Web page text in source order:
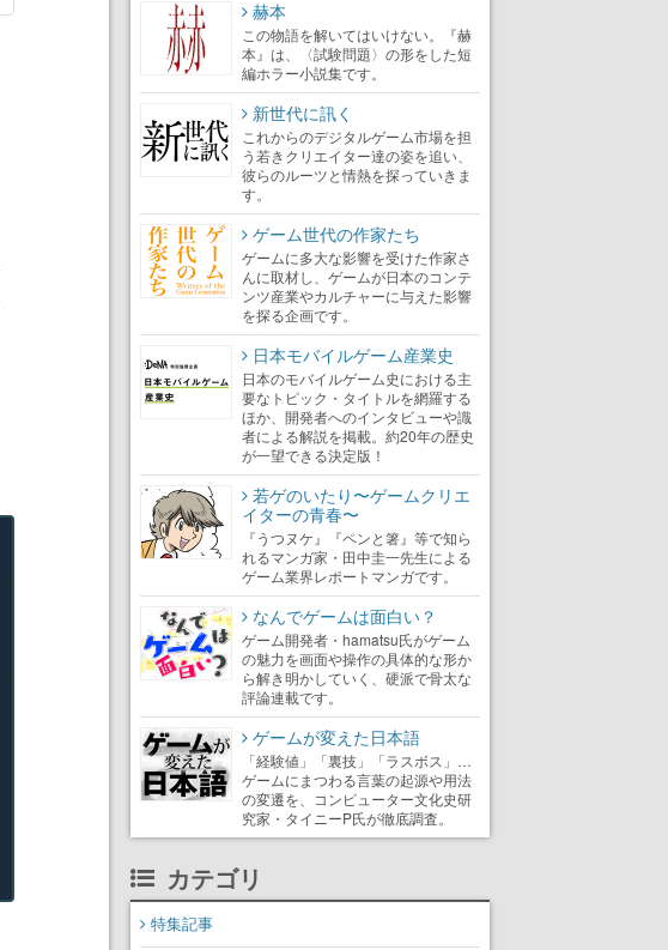
赫本
この物語を解いてはいけない。『赫
本』は、〈試験問題〉の形をした短
編ホラー小説集です。
新世代に訊く
これからのデジタルゲーム市場を担
う若きクリエイター達の姿を追い、
彼らのルーツと情熱を探っていきま
す。
ゲーム世代の作家たち
ゲームに多大な影響を受けた作家さ
んに取材し、ゲームが日本のコンテ
ンツ産業やカルチャーに与えた影響
を探る企画です。
日本モバイルゲーム産業史
日本のモバイルゲーム史における主
要なトピック・タイトルを網羅する
ほか、開発者へのインタビューや識
者による解説を掲載。約20年の歴史
が一望できる決定版！
若ゲのいたり〜ゲームクリエ
イターの青春〜
『うつヌケ』『ペンと箸』等で知ら
れるマンガ家・田中圭一先生による
ゲーム業界レポートマンガです。
なんでゲームは面白い？
ゲーム開発者・hamatsu氏がゲーム
の魅力を画面や操作の具体的な形か
ら解き明かしていく、硬派で骨太な
評論連載です。
ゲームが変えた日本語
「経験値」「裏技」「ラスボス」…
ゲームにまつわる言葉の起源や用法
の変遷を、コンピューター文化史研
究家・タイニーP氏が徹底調査。
カテゴリ
特集記事